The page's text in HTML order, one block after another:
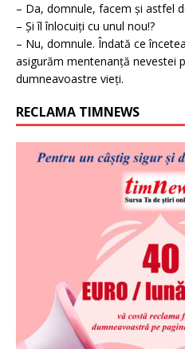
– Da, domnule, facem și astfel
– Și îl înlocuiți cu unul nou!?
– Nu, domnule. Îndată ce
asigurăm mentenanță nevestei
dumneavoastre vieți.
RECLAMA TIMNEWS